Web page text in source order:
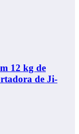
12 kg de
de Ji-